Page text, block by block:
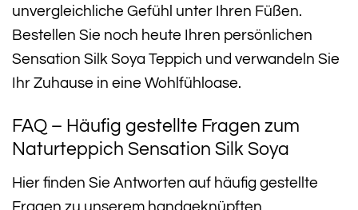
unvergleichliche Gefühl unter Ihren Füßen.
Bestellen Sie noch heute Ihren persönlichen
Sensation Silk Soya Teppich und verwandeln Sie
Ihr Zuhause in eine Wohlfühloase.
FAQ – Häufig gestellte Fragen zum
Naturteppich Sensation Silk Soya
Hier finden Sie Antworten auf häufig gestellte
Fragen zu unserem handgeknüpften